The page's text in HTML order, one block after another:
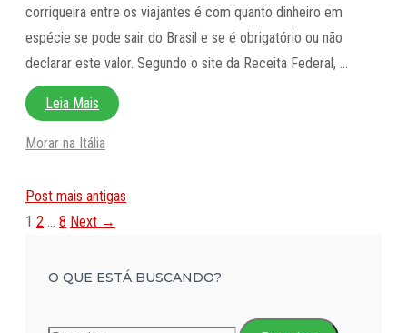
corriqueira entre os viajantes é com quanto dinheiro em
espécie se pode sair do Brasil e se é obrigatório ou não
declarar este valor. Segundo o site da Receita Federal, …
Leia Mais
Categorias
Morar na Itália
Post mais antigas
Page
1 Page
2 … Page
8 Next →
O QUE ESTÁ BUSCANDO?